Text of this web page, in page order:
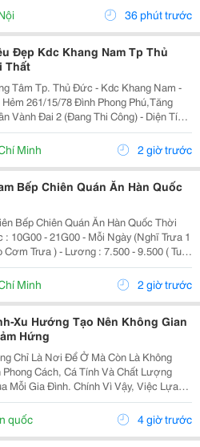
+ Vị Trí Gần Ngay...36 phút trước
Đẹp Kdc Khang Nam Tp Thủ
Thất
Tâm Tp. Thủ Đức - Kdc Khang Nam -
261/15/78 Đình Phong Phú,Tăng
Đai 2 (Đang Thi Công) - Diện Tích
X 14.2M (Tổng Diện Tích Công Nhận:
Kết Cấu Kiên Cố: 1 Trệt, 2 Lầu,...
Minh 2 giờ trước
Bếp Chiên Quán Ăn Hàn Quốc
Bếp Chiên Quán Ăn Hàn Quốc Thời
- Mỗi Ngày (Nghĩ Trưa 1
: 7.500 - 9.500 ( Tuỳ
: Sử
Non Biết Chiên...
Minh 2 giờ trước
Xu Hướng Tạo Nên Không Gian
Hứng
Chỉ Là Nơi Để Ở Mà Còn Là Không
Phong Cách, Cá Tính Và Chất Lượng
Mỗi Gia Đình. Chính Vì Vậy, Việc Lựa
Xinh Đang Trở Thành Xu Hướng Được
Tâm Khi Muốn Biến Không Gian
quốc 4 giờ trước